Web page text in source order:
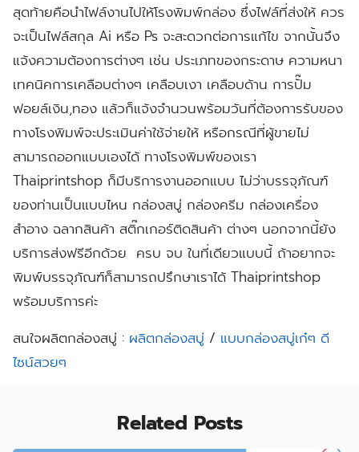
สุดท้ายคือนำไฟล์งานไปให้โรงพิมพ์กล่อง ซึ่งไฟล์ที่ส่งให้ ควร
จะเป็นไฟล์สกุล Ai หรือ Ps จะสะดวกต่อการแก้ไข จากนั้นจึง
แจ้งความต้องการต่างๆ เช่น ประเภทของกระดาษ ความหนา
เทคนิคการเคลือบต่างๆ เคลือบเงา เคลือบด้าน การปั๊ม
ฟอยล์เงิน,ทอง แล้วก็แจ้งจำนวนพร้อมวันที่ต้องการรับของ
ทางโรงพิมพ์จะประเมินค่าใช้จ่ายให้ หรือกรณีที่ผู้ขายไม่
สามารถออกแบบเองได้ ทางโรงพิมพ์ของเรา
Thaiprintshop ก็มีบริการงานออกแบบ ไม่ว่าบรรจุภัณฑ์
ของท่านเป็นแบบไหน กล่องสบู่ กล่องครีม กล่องเครื่อง
สำอาง ฉลากสินค้า สติ๊กเกอร์ติดสินค้า ต่างๆ นอกจากนี้ยัง
บริการส่งฟรีอีกด้วย ครบ จบ ในที่เดียวแบบนี้ ถ้าอยากจะ
พิมพ์บรรจุภัณฑ์ก็สามารถปรึกษาเราได้ Thaiprintshop
พร้อมบริการค่ะ
สนใจผลิตกล่องสบู่ : ผลิตกล่องสบู่ / แบบกล่องสบู่เก๋ๆ ดี
ไซน์สวยๆ
Related Posts